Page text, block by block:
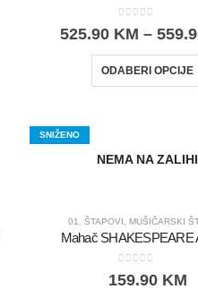
525.90 KM –
ODABERI OPCIJE
SNIŽENO
NEMA NA ZALIHI
01. ŠTAPOVI MUŠIČARSKI
Mahač SHAKESPEARE
159.90 KM